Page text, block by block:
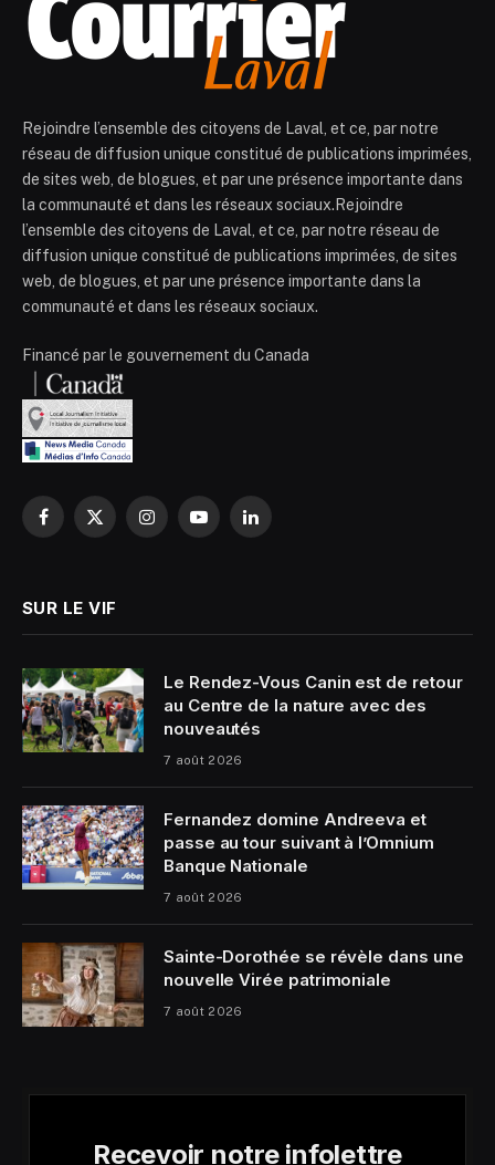
Rejoindre l’ensemble des citoyens de Laval, et ce, par notre
réseau de diffusion unique constitué de publications imprimées,
de sites web, de blogues, et par une présence importante dans
la communauté et dans les réseaux sociaux.Rejoindre
l’ensemble des citoyens de Laval, et ce, par notre réseau de
diffusion unique constitué de publications imprimées, de sites
web, de blogues, et par une présence importante dans la
communauté et dans les réseaux sociaux.
Financé par le gouvernement du Canada
Facebook
X
InstagramYouTubeLinkedIn
SUR LE VIF
Le Rendez-Vous Canin est de retour
au Centre de la nature avec des
nouveautés
7 août 2026
Fernandez domine Andreeva et
passe au tour suivant à l’Omnium
Banque Nationale
7 août 2026
Sainte-Dorothée se révèle dans une
nouvelle Virée patrimoniale
7 août 2026
Recevoir notre infolettre